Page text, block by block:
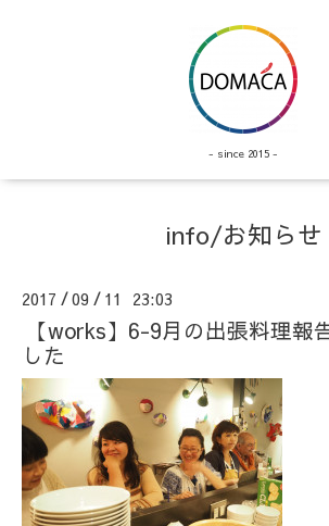
- since 2015 -
info/お知らせ
2017 /09 / 11 23:03
【works】6-9月の出張料理報
した